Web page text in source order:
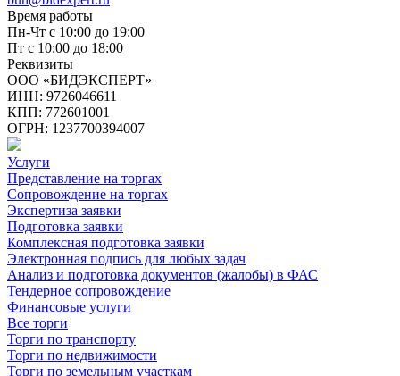
Время работы
Пн-Чт с 10:00 до 19:00
Пт с 10:00 до 18:00
Реквизиты
ООО «БИДЭКСПЕРТ»
ИНН: 9726046611
КПП: 772601001
ОГРН: 1237700394007
Услуги
Представление на торгах
Сопровождение на торгах
Экспертиза заявки
Подготовка заявки
Комплексная подготовка заявки
Электронная подпись для любых задач
Анализ и подготовка документов (жалобы) в ФАС
Тендерное сопровождение
Финансовые услуги
Все торги
Торги по транспорту
Торги по недвижимости
Торги по земельным участкам